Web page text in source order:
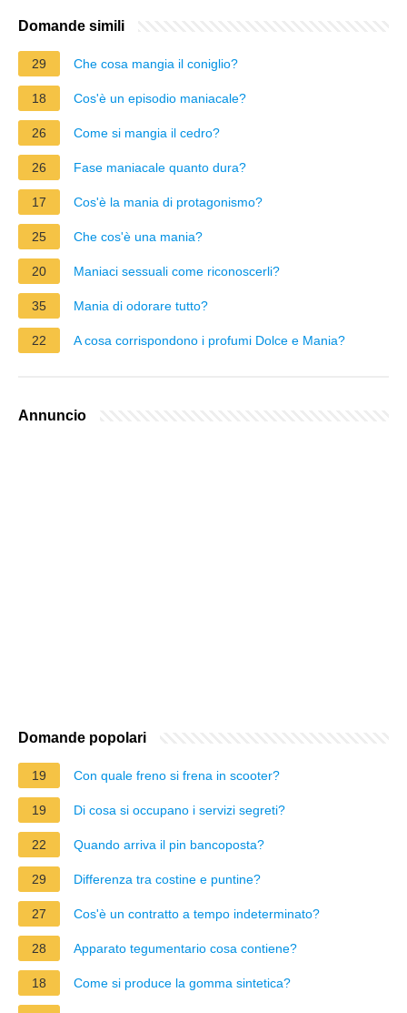
Domande simili
29 Che cosa mangia il coniglio?
18 Cos'è un episodio maniacale?
26 Come si mangia il cedro?
26 Fase maniacale quanto dura?
17 Cos'è la mania di protagonismo?
25 Che cos'è una mania?
20 Maniaci sessuali come riconoscerli?
35 Mania di odorare tutto?
22 A cosa corrispondono i profumi Dolce e Mania?
Annuncio
Domande popolari
19 Con quale freno si frena in scooter?
19 Di cosa si occupano i servizi segreti?
22 Quando arriva il pin bancoposta?
29 Differenza tra costine e puntine?
27 Cos'è un contratto a tempo indeterminato?
28 Apparato tegumentario cosa contiene?
18 Come si produce la gomma sintetica?